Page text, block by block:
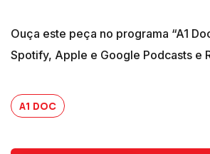
Ouça este peça no programa “A1
Spotify, Apple e Google Podcasts e
A1 DOC